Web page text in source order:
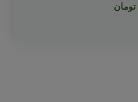
تومان